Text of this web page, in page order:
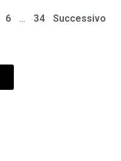
6 … 34
Successivo